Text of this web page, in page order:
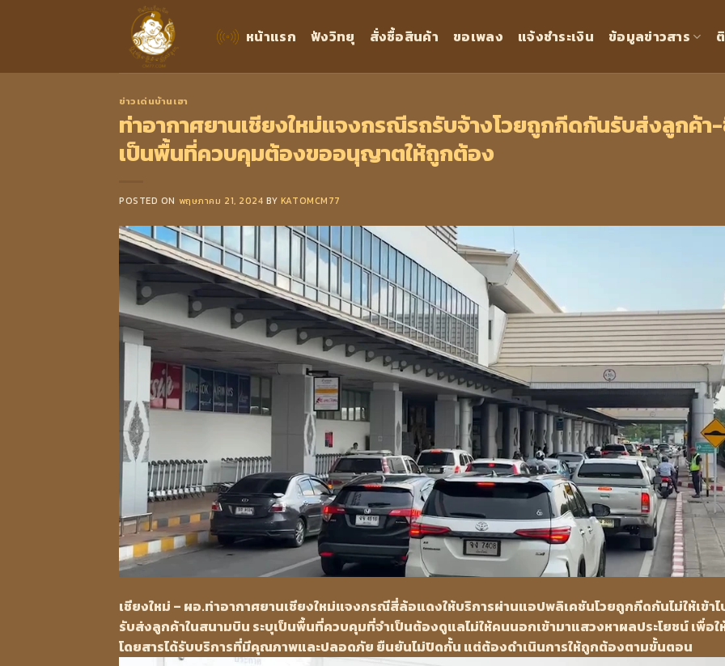
หน้าแรก ฟังวิทยุ สั่งซื้อสินค้า ขอเพลง แจ้งชำระเงิน ข้อมูลข่าวสาร
ข่าวเด่นบ้านเฮา
ท่าอากาศยานเชียงใหม่แจงกรณีรถรับจ้างโวยถูกกีดกันรับส่งลูกค้า
เป็นพื้นที่ควบคุมต้องขออนุญาตให้ถูกต้อง
POSTED ON พฤษภาคม 21, 2024 BY KATOMCM77
เชียงใหม่ – ผอ.ท่าอากาศยานเชียงใหม่แจงกรณีสี่ล้อแดงให้บริการผ่านแอปพลิเคชันโวยถูกกีดกันไม่ให้เข้าไ
รับส่งลูกค้าในสนามบิน ระบุเป็นพื้นที่ควบคุมที่จำเป็นต้องดูแลไม่ให้คนนอกเข้ามาแสวงหาผลประโยชน์ เพื่อใ
โดยสารได้รับบริการที่มีคุณภาพและปลอดภัย ยืนยันไม่ปิดกั้น แต่ต้องดำเนินการให้ถูกต้องตามขั้นตอน